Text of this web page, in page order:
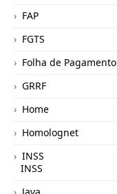
FAP
FGTS
Folha de Pagamento
GRRF
Home
Homolognet
INSS
INSS